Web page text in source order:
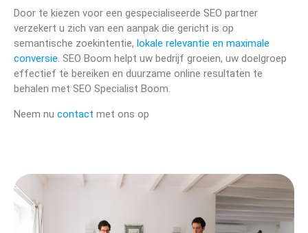
Door te kiezen voor een gespecialiseerde SEO partner
verzekert u zich van een aanpak die gericht is op
semantische zoekintentie, lokale relevantie en maximale
conversie. SEO Boom helpt uw bedrijf groeien, uw doelgroep
effectief te bereiken en duurzame online resultaten te
behalen met SEO Specialist Boom.
Neem nu contact met ons op